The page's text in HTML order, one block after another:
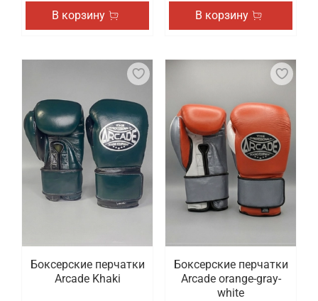
В корзину В корзину
Боксерские перчатки
Arcade Khaki
Боксерские перчатки
Arcade orange-gray-
white